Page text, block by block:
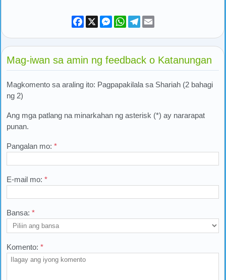
Facebook
X Messenger
WhatsApp
Telegram
Mag-iwan sa amin ng feedback o Katanungan
Magkomento sa araling ito: Pagpapakilala sa Shariah (2 bahagi
ng 2)
Ang mga patlang na minarkahan ng asterisk (*) ay nararapat
punan.
Pangalan mo: *
E-mail mo: *
Bansa: *
Komento: *